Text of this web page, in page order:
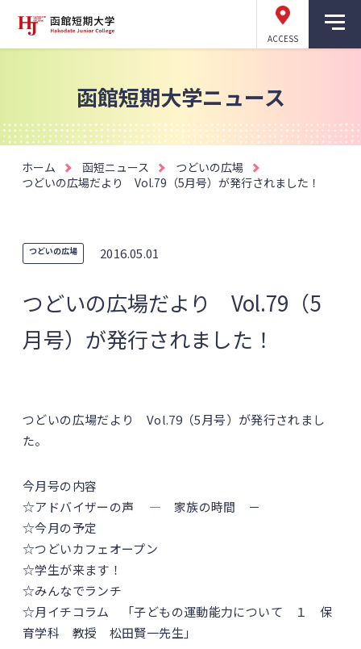
ACCESS
函館短期大学ニュース
ホーム 函短ニュース
つどいの広場
つどいの広場だより Vol.79（5月号）が発行されました！
つどいの広場 2016.05.01
つどいの広場だより Vol.79（5
月号）が発行されました！
つどいの広場だより Vol.79（5月号）が発行されまし
た。
今月号の内容
☆アドバイザーの声 ― 家族の時間 －
☆今月の予定
☆つどいカフェオープン
☆学生が来ます！
☆みんなでランチ
☆月イチコラム 「子どもの運動能力について １ 保
育学科 教授 松田賢一先生」